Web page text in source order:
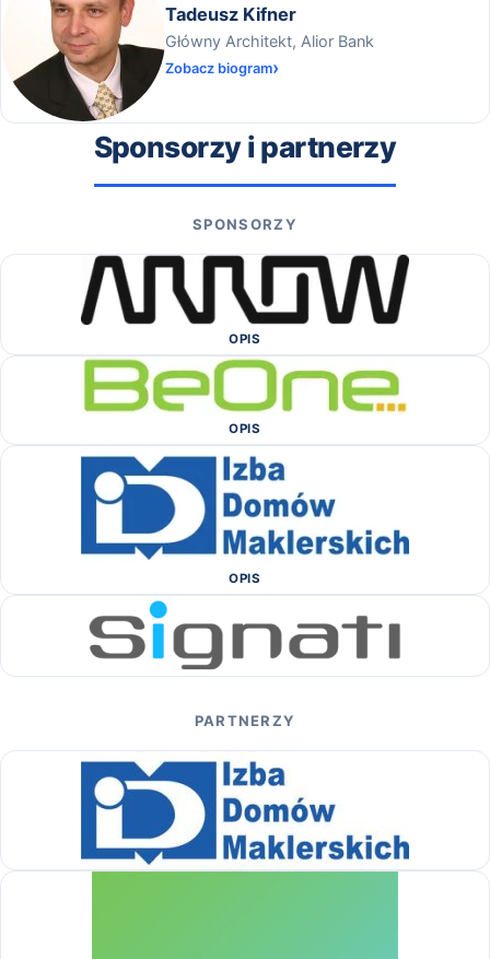
Tadeusz Kifner
Główny Architekt, Alior Bank
Zobacz biogram
Sponsorzy i partnerzy
SPONSORZY
OPIS
OPIS
OPIS
PARTNERZY